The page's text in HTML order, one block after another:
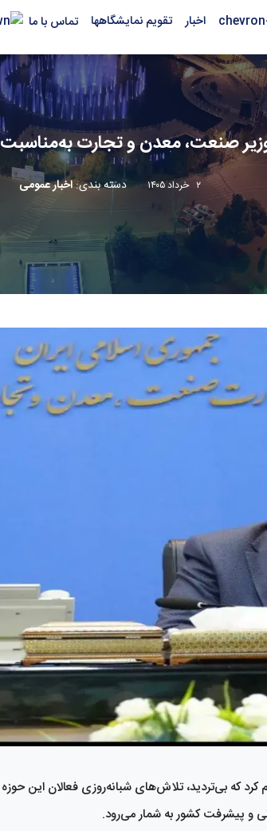
اخبار تقویم نمایشگاهها تماس با ما
صنعت، معدن و تجارت به‌مناسبت
۲ خرداد ۱۴۰۵ دسته بندی:اخبار عمومی
که بی‌تردید، تلاش‌های شبانه‌روزی فعالان این
و پیشرفت کشور به شمار می‌رود.